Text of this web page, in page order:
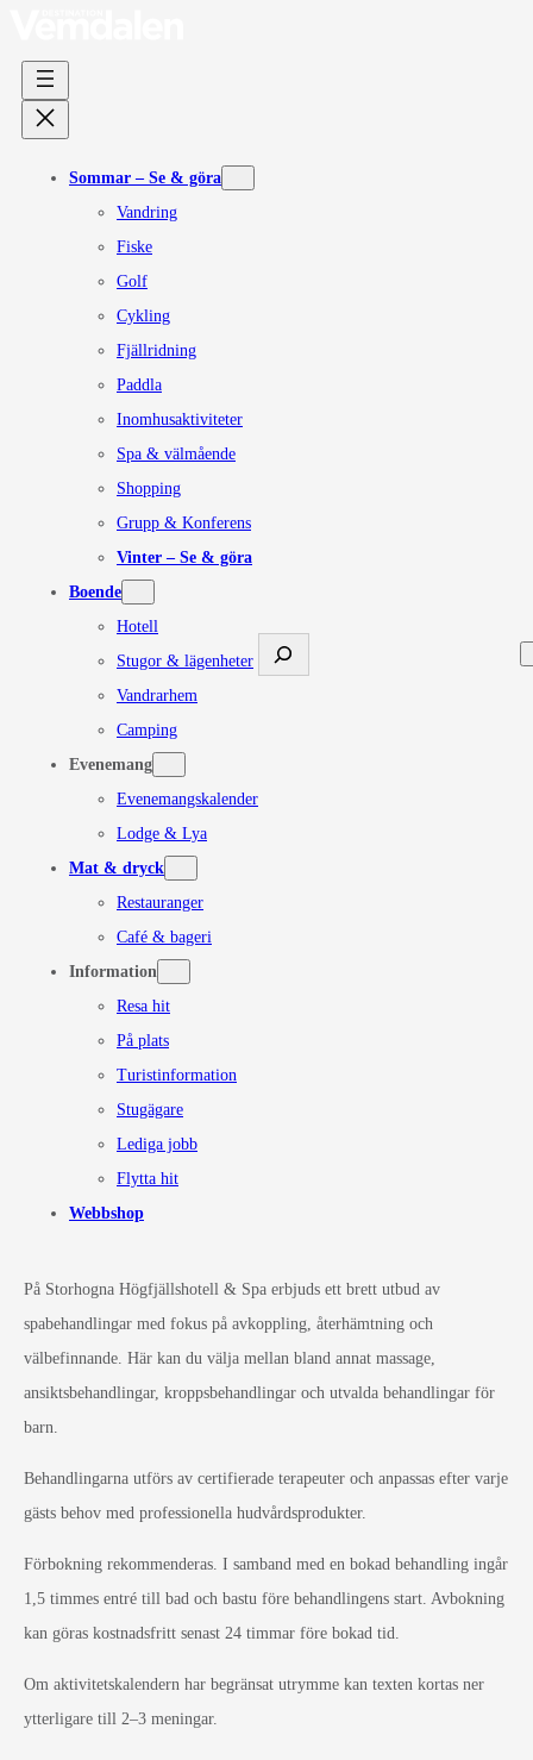
till
innehåll
Sommar – Se & göra
Vandring
Fiske
Golf
Cykling
Fjällridning
Paddla
Inomhusaktiviteter
Spa & välmående
Shopping
Grupp & Konferens
Vinter – Se & göra
Boende
Hotell
Stugor & lägenheter
Vandrarhem
Camping
Evenemang
Evenemangskalender
Lodge & Lya
Mat & dryck
Restauranger
Café & bageri
Information
Resa hit
På plats
Turistinformation
Stugägare
Lediga jobb
Flytta hit
Webbshop
Sök
På Storhogna Högfjällshotell & Spa erbjuds ett brett utbud av
spabehandlingar med fokus på avkoppling, återhämtning och
välbefinnande. Här kan du välja mellan bland annat massage,
ansiktsbehandlingar, kroppsbehandlingar och utvalda behandlingar för
barn.
Behandlingarna utförs av certifierade terapeuter och anpassas efter varje
gästs behov med professionella hudvårdsprodukter.
Förbokning rekommenderas. I samband med en bokad behandling ingår
1,5 timmes entré till bad och bastu före behandlingens start. Avbokning
kan göras kostnadsfritt senast 24 timmar före bokad tid.
Om aktivitetskalendern har begränsat utrymme kan texten kortas ner
ytterligare till 2–3 meningar.